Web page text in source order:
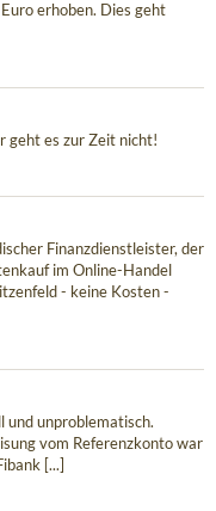
erhoben. Dies geht
geht es zur Zeit nicht!
Finanzdienstleister, der
im Online-Handel
- keine Kosten -
und unproblematisch.
vom Referenzkonto war
[...]